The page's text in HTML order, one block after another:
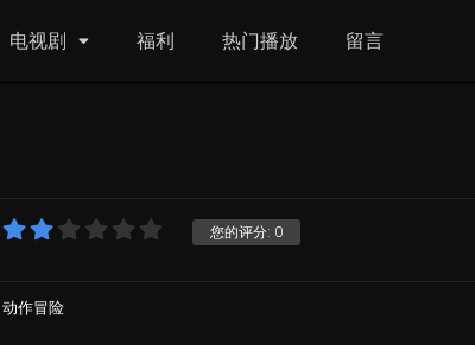
电视剧 福利 热门播放 留言
您的评分: 0
动作冒险